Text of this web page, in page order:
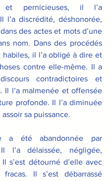
et pernicieuses, il l’a
l’a discrédité, déshonorée,
des actes et mots d’une
nom. Dans des procédés
habiles, il l’a obligé à dire et
contre elle-même. Il a
contradictoires et
Il l’a malmenée et offensée
profonde. Il l’a diminuée
sa puissance.
a été abandonnée par
Il l’a délaissée, négligée,
Il s’est détourné d’elle avec
Il s’est débarrassé